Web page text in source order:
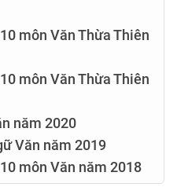
môn Văn Thừa Thiên
môn Văn Thừa Thiên
năm 2020
Văn năm 2019
môn Văn năm 2018